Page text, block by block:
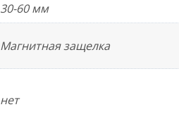
30-60 мм
Магнитная защелка
нет